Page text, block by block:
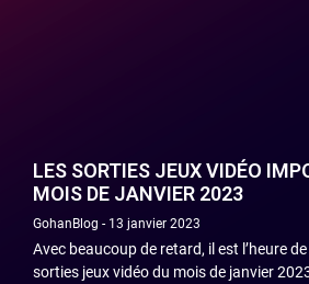
LES SORTIES JEUX VIDÉO
MOIS DE JANVIER 2023
GohanBlog 13 janvier 2023
Avec beaucoup de retard, il est l’heure
sorties jeux vidéo du mois de janvier